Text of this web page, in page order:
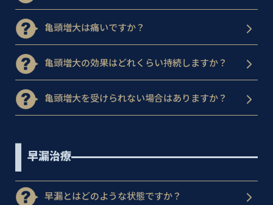
亀頭増大は痛いですか？
亀頭増大の効果はどれくらい持続しますか？
亀頭増大を受けられない場合はありますか？
早漏治療
早漏とはどのような状態ですか？